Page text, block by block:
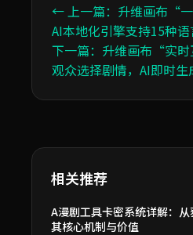
← 上一篇：升维画布“一
AI本地化引擎支持15种
下一篇：升维画布“实时
观众选择剧情，AI即时
相关推荐
A漫剧工具卡密系统详解：
其核心机制与价值